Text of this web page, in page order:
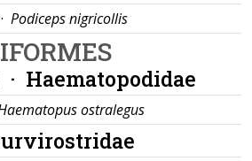
· Podiceps nigricollis
Haematopodidae
ostralegus